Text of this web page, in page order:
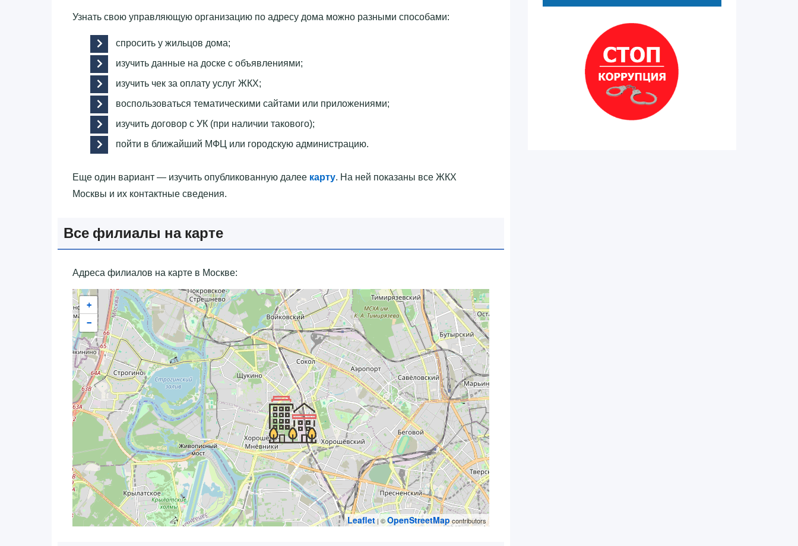
Узнать свою управляющую организацию по адресу дома можно разными способами:
спросить у жильцов дома;
изучить данные на доске с объявлениями;
изучить чек за оплату услуг ЖКХ;
воспользоваться тематическими сайтами или приложениями;
изучить договор с УК (при наличии такового);
пойти в ближайший МФЦ или городскую администрацию.
Еще один вариант — изучить опубликованную далее карту. На ней показаны все ЖКХ
Москвы и их контактные сведения.
Все филиалы на карте
Адреса филиалов на карте в Москве:
+
−
Leaflet| ©OpenStreetMapcontributors